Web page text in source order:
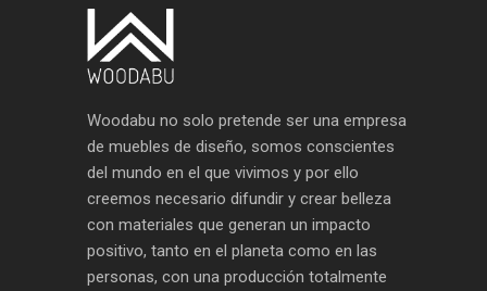
Woodabu no solo pretende ser una empresa
de muebles de diseño, somos conscientes
del mundo en el que vivimos y por ello
creemos necesario difundir y crear belleza
con materiales que generan un impacto
positivo, tanto en el planeta como en las
personas, con una producción totalmente